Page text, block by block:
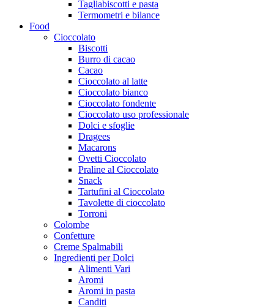
Tagliabiscotti e pasta
Termometri e bilance
Food
Cioccolato
Biscotti
Burro di cacao
Cacao
Cioccolato al latte
Cioccolato bianco
Cioccolato fondente
Cioccolato uso professionale
Dolci e sfoglie
Dragees
Macarons
Ovetti Cioccolato
Praline al Cioccolato
Snack
Tartufini al Cioccolato
Tavolette di cioccolato
Torroni
Colombe
Confetture
Creme Spalmabili
Ingredienti per Dolci
Alimenti Vari
Aromi
Aromi in pasta
Canditi